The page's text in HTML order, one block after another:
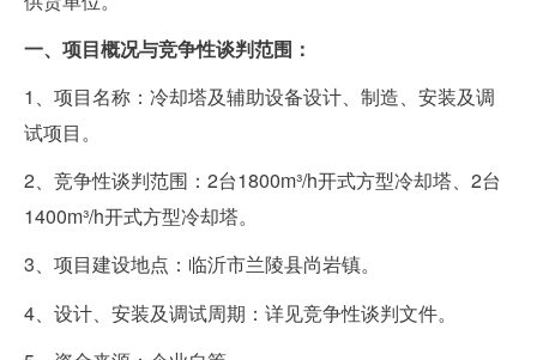
一、项目概况与竞争性谈判范围：
1 、 项目名称：冷却塔及辅助设备设计、制造、安装及调
试项目。
2、竞争性谈判范围： 2台1800m³/h开式方型冷却塔、 2台
1400m³/h开式方型冷却塔。
3、 项目建设地点：临沂市兰陵县尚岩镇。
4 、设计、安装及调试周期：详见竞争性谈判文件。